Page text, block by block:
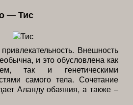
— Тис
Внешность
и это обусловлена как
так и генетическими
самого тела. Сочетание
Аланду обаяния, а также –